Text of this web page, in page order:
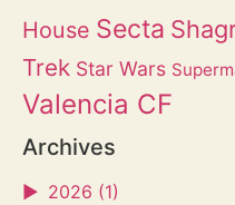
House Secta
Trek Star Wars
Valencia CF
Archives
► 2026 (1)